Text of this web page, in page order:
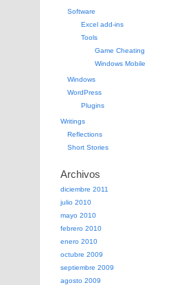
Software
Excel add-ins
Tools
Game Cheating
Windows Mobile
Windows
WordPress
Plugins
Writings
Reflections
Short Stories
Archivos
diciembre 2011
julio 2010
mayo 2010
febrero 2010
enero 2010
octubre 2009
septiembre 2009
agosto 2009